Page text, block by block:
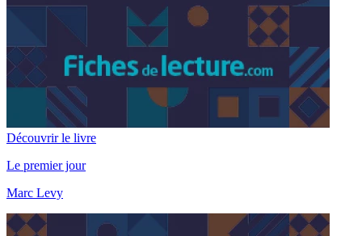
Découvrir le livre
Le premier jour
Marc Levy